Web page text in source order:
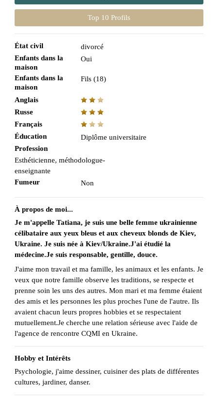
Top 10 Profils
État civil
divorcé
Enfants dans la
maison
Oui
Enfants dans la
maison
Fils (18)
Anglais
Russe
Français
Éducation
Diplôme universitaire
Profession
Esthéticienne, méthodologue-
enseignante
Fumeur
Non
À propos de moi...
Je m'appelle Tatiana, je suis une belle femme ukrainienne
célibataire aux yeux bleus et aux cheveux blonds de Kiev,
Ukraine. Je suis née à Kiev/Ukraine.J'ai étudié la
médecine.Je suis responsable, gentille, douce.
J'aime mon travail et ma famille, les animaux et les enfants. Je
veux que notre famille observe les traditions, se respecte et
prenne soin les uns des autres. Mon mari et ma femme étaient
des amis et les personnes les plus proches l'une de l'autre. Ils
avaient chacun leurs propres hobbies et se respectaient
mutuellement.Je cherche une relation sérieuse avec l'aide de
l'agence de rencontre CQMI en Ukraine.
Hobby et Intérêts
Psychologie, j'aime dessiner, cuisiner des plats de différentes
cultures, jardiner, danser.